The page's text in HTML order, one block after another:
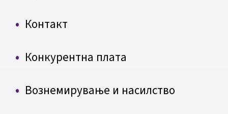
Контакт
Конкурентна плата
Вознемирување и насилство